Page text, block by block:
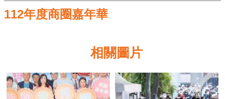
公
機
關
112年度商圈嘉年華
相關圖片